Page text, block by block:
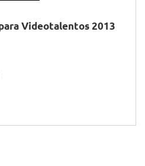
Videotalentos 2013